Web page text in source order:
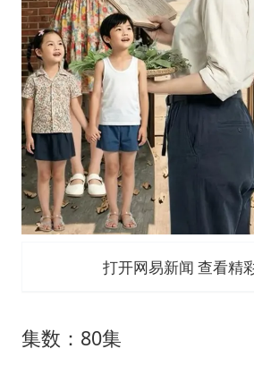
打开网易新闻 查看精
集数：80集